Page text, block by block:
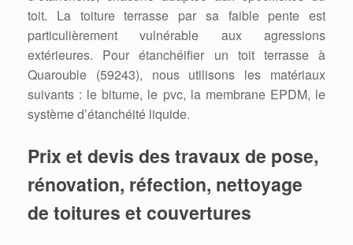
toit. La toiture terrasse par sa faible pente est
particulièrement vulnérable aux agressions
extérieures. Pour étanchéifier un toit terrasse à
Quarouble (59243), nous utilisons les matériaux
suivants : le bitume, le pvc, la membrane EPDM, le
système d’étanchéité liquide.
Prix et devis des travaux de pose,
rénovation, réfection, nettoyage
de toitures et couvertures